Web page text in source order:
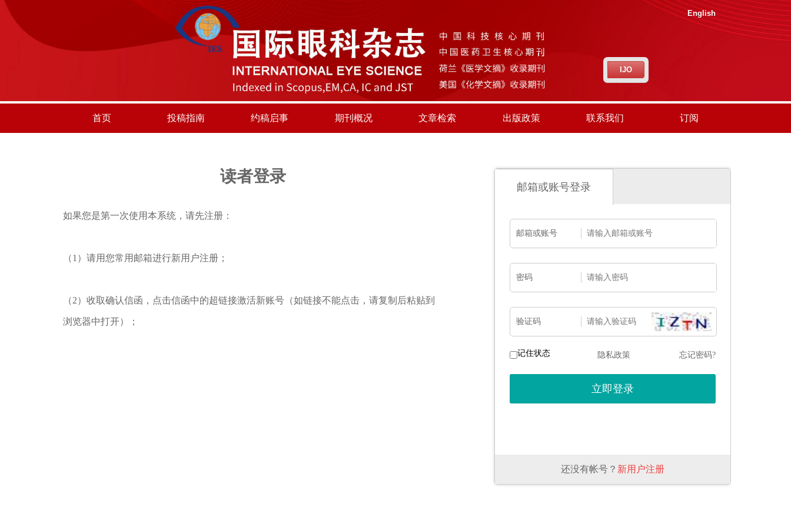
English
IJO
首页 投稿指南 约稿启事 期刊概况 文章检索 出版政策 联系我们 订阅
读者登录
如果您是第一次使用本系统，请先注册：
（1）请用您常用邮箱进行新用户注册；
（2）收取确认信函，点击信函中的超链接激活新账号（如链接不能点击，请复制后粘贴到
浏览器中打开）；
邮箱或账号登录
邮箱或账号
密码
验证码
记住状态 隐私政策 忘记密码?
还没有帐号？ 新用户注册